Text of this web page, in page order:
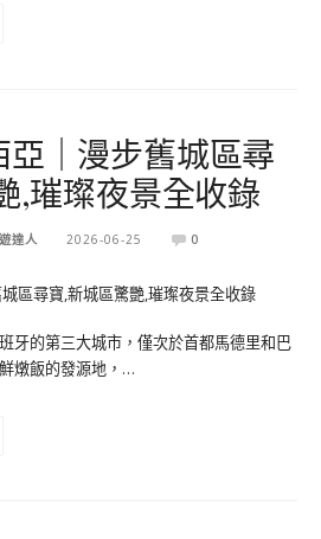
｜漫步舊城區尋
,璀璨夜景全收錄
達人 2026-06-25 0
牙的第三大城市，僅次於首都馬德里和巴
燉飯的發源地，…